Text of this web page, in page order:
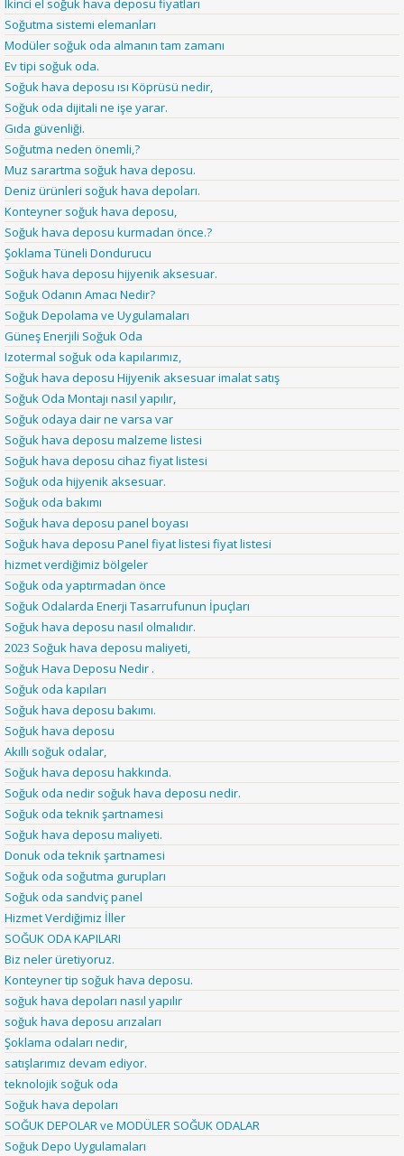
Ikinci el soğuk hava deposu fiyatları
Soğutma sistemi elemanları
Modüler soğuk oda almanın tam zamanı
Ev tipi soğuk oda.
Soğuk hava deposu ısı Köprüsü nedir,
Soğuk oda dijitali ne işe yarar.
Gıda güvenliği.
Soğutma neden önemli,?
Muz sarartma soğuk hava deposu.
Deniz ürünleri soğuk hava depoları.
Konteyner soğuk hava deposu,
Soğuk hava deposu kurmadan önce.?
Şoklama Tüneli Dondurucu
Soğuk hava deposu hijyenik aksesuar.
Soğuk Odanın Amacı Nedir?
Soğuk Depolama ve Uygulamaları
Güneş Enerjili Soğuk Oda
Izotermal soğuk oda kapılarımız,
Soğuk hava deposu Hijyenik aksesuar imalat satış
Soğuk Oda Montajı nasıl yapılır,
Soğuk odaya dair ne varsa var
Soğuk hava deposu malzeme listesi
Soğuk hava deposu cihaz fiyat listesi
Soğuk oda hijyenik aksesuar.
Soğuk oda bakımı
Soğuk hava deposu panel boyası
Soğuk hava deposu Panel fiyat listesi fiyat listesi
hizmet verdiğimiz bölgeler
Soğuk oda yaptırmadan önce
Soğuk Odalarda Enerji Tasarrufunun İpuçları
Soğuk hava deposu nasıl olmalıdır.
2023 Soğuk hava deposu maliyeti,
Soğuk Hava Deposu Nedir .
Soğuk oda kapıları
Soğuk hava deposu bakımı.
Soğuk hava deposu
Akıllı soğuk odalar,
Soğuk hava deposu hakkında.
Soğuk oda nedir soğuk hava deposu nedir.
Soğuk oda teknik şartnamesi
Soğuk hava deposu maliyeti.
Donuk oda teknik şartnamesi
Soğuk oda soğutma gurupları
Soğuk oda sandviç panel
Hizmet Verdiğimiz İller
SOĞUK ODA KAPILARI
Biz neler üretiyoruz.
Konteyner tip soğuk hava deposu.
soğuk hava depoları nasıl yapılır
soğuk hava deposu arızaları
Şoklama odaları nedir,
satışlarımız devam ediyor.
teknolojik soğuk oda
Soğuk hava depoları
SOĞUK DEPOLAR ve MODÜLER SOĞUK ODALAR
Soğuk Depo Uygulamaları